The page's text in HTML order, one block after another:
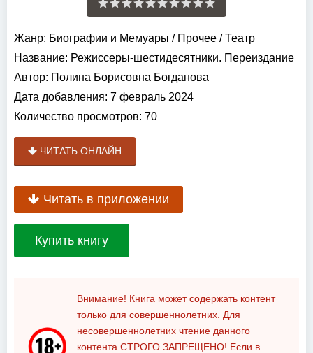
Жанр: Биографии и Мемуары / Прочее /Театр
Название: Режиссеры-шестидесятники. Переиздание
Автор: Полина Борисовна Богданова
Дата добавления: 7 февраль 2024
Количество просмотров: 70
ЧИТАТЬ ОНЛАЙН
Читать в приложении
Купить книгу
Внимание! Книга может содержать контент
только для совершеннолетних. Для
несовершеннолетних чтение данного
контента СТРОГО ЗАПРЕЩЕНО! Если в